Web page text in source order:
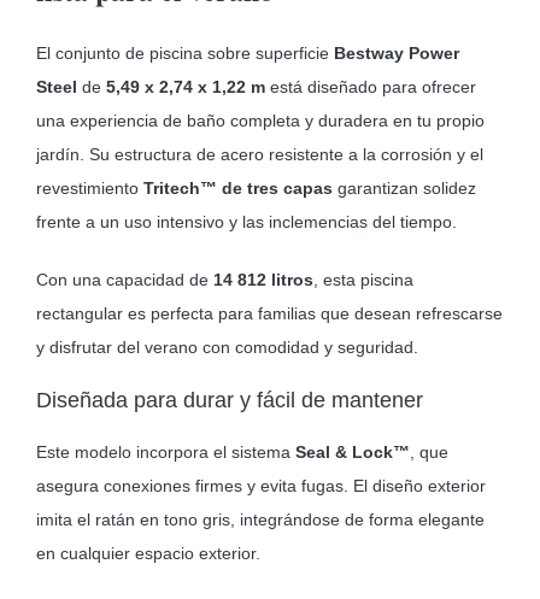
El conjunto de piscina sobre superficie Bestway Power
Steel de 5,49 x 2,74 x 1,22 mestá diseñado para ofrecer
una experiencia de baño completa y duradera en tu propio
jardín. Su estructura de acero resistente a la corrosión y el
revestimiento Tritech™ de tres capas garantizan solidez
frente a un uso intensivo y las inclemencias del tiempo.
Con una capacidad de 14 812 litros , esta piscina
rectangular es perfecta para familias que desean refrescarse
y disfrutar del verano con comodidad y seguridad.
Diseñada para durar y fácil de mantener
Este modelo incorpora el sistema Seal & Lock™ , que
asegura conexiones firmes y evita fugas. El diseño exterior
imita el ratán en tono gris, integrándose de forma elegante
en cualquier espacio exterior.